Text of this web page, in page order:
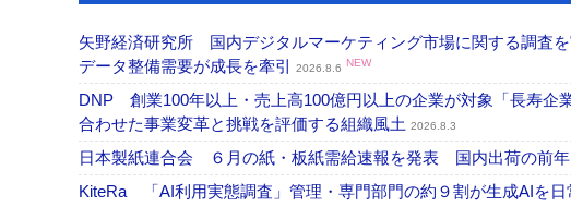
矢野経済研究所 国内デジタルマーケティング市場に関する調査
データ整備需要が成長を牽引
2026.8.6 NEW
DNP 創業100年以上・売上高100億円以上の企業が対象「長寿
合わせた事業変革と挑戦を評価する組織風土 2026.8.3
日本製紙連合会 ６月の紙・板紙需給速報を発表 国内出荷の前年
KiteRa 「AI利用実態調査」管理・専門部門の約９割が生成AIを